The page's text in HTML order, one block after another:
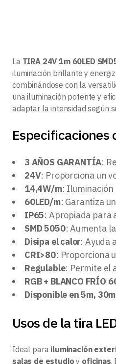
La TIRA 24V 1m 60LED
iluminación brillante y
combinándose con la
una iluminación potente y
adaptar la intensidad según
Especificaciones
3 AÑOS GARANTÍA:
24V: Proporciona un
14,4W/m: Iluminación
60LED/m: Garantiza
IP65: Apropiada para
SMD 5050: Aumenta
Disipa el calor: Ayuda
CRI>80: Proporciona
Regulable: Permite el
RGB + BLANCO FRÍO
Disponible en 5m,
Usos de la tira
Ideal para iluminación
salas de estudio y oficinas.